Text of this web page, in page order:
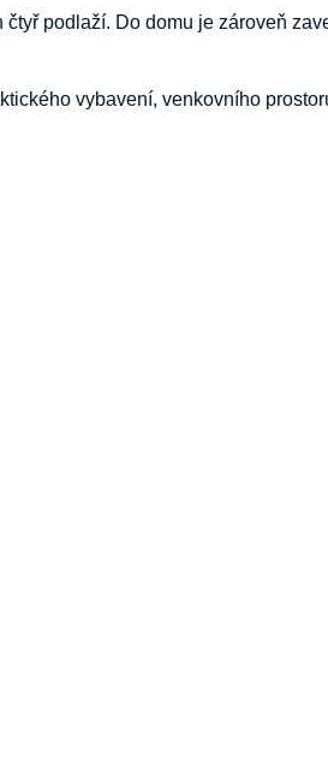
čtyř podlaží. Do domu je zároveň
vybavení, venkovního